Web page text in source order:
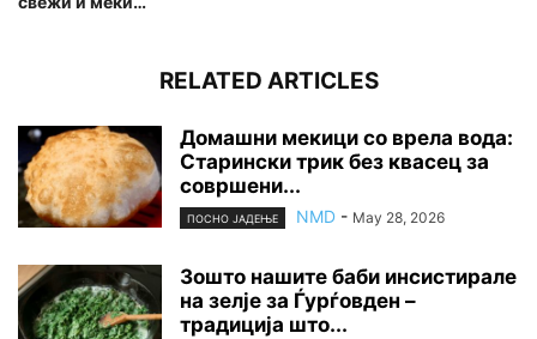
RELATED ARTICLES
Домашни мекици со врела вода:
Старински трик без квасец за
совршени...
ПОСНО ЈАДЕЊЕ NMD - May 28, 2026
Зошто нашите баби инсистирале
на зелје за Ѓурѓовден –
традиција што...